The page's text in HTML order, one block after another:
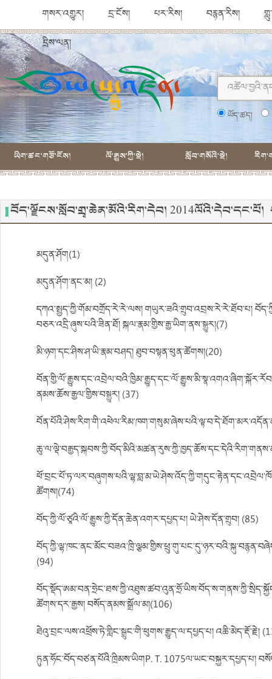
གསར་འགྱུར། དྲ་ངོས། པར་རིས། བརྙན་རིས།
དྲིས་ལན།
ཡོད་ཚད།
ཡིག་ཚང་གཙོ་ངོས། ལོ་རྒྱུས་ཀྱི་སྡེ། སློབ་གསོའི་སྡེ།
བོད་ལྗོངས་སློབ་གྲྭ་ཆེན་མོའི་རིག་དེབ།
མདུན་ཤོག(1)
མདུན་ཤོག་ནང་མ། (2)
དཀའ་སྤྱད་ཀྱི་གོམ་བགྲོད་རེ་རེ་ལས། གཡུར་ཟའི་གྲུབ་འབྲས་རེ་རེ་ཐོབ་པ།
བཅར་འདྲི་ཞུས་པའི་ཟིན་ཐོ། སྐལ་རྣམ་གྱིས་རྒྱ་ཡིག་ནས་སྒྱུར།(7)
མི་ཉག་དང་ཤིས་ཤ་ཡི་རྣམ་བཤད། ཐུབ་བསྟན་ཕུན་ཚོགས།(20)
ནམས་ཆོས་རྒྱལ་གྱིས་བསྒྱུར། (37)
ཚོགས།(74)
བོད་ཀྱི་ལོ་ཙཱའི་ལོ་རྒྱུས་ཀྱི་དོན་ཆེན་འགར་དཔྱད་པ། ཡེ་ཤེས་དོན་གྲུབ། (85)
(94)
ཚོགས་དར་རྒྱས། བསོད་ནམས་སྒྲོལ་མ།(106)
ཐེའུ་བྲང་ལས་འཕྲོས་ཏེ་གླིང་སྒྲུང་གི་ཕུགས་རྒྱུད་ལ་དཔྱད་པ། འཆི་མེད་རྡོ་རྗེ།
ཏུན་ཧོང་བོད་བཙན་པོའི་ཁྲིམས་ཡིགP. T. 1075ལ་ཡང་བསྐྱར་དཔྱད་པ།